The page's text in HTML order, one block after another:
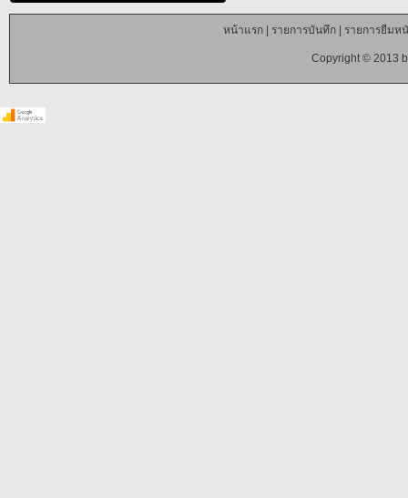
หน้าแรก| รายการบันทึก| รายการยืมห
Copyright © 2013